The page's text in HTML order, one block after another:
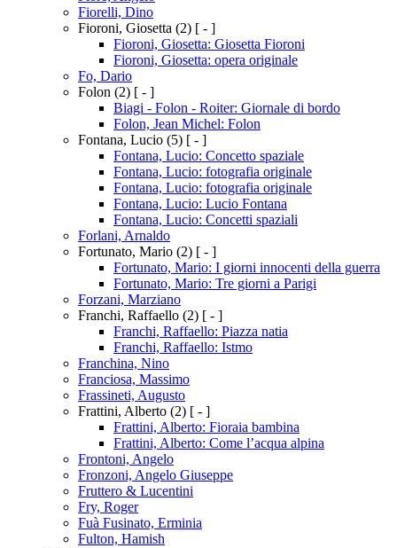
Fiorelli, Dino
Fioroni, Giosetta (2) [ - ]
Fioroni, Giosetta: Giosetta Fioroni
Fioroni, Giosetta: opera originale
Fo, Dario
Folon (2) [ - ]
Biagi - Folon - Roiter: Giornale di bordo
Folon, Jean Michel: Folon
Fontana, Lucio (5) [ - ]
Fontana, Lucio: Concetto spaziale
Fontana, Lucio: fotografia originale
Fontana, Lucio: fotografia originale
Fontana, Lucio: Lucio Fontana
Fontana, Lucio: Concetti spaziali
Forlani, Arnaldo
Fortunato, Mario (2) [ - ]
Fortunato, Mario: I giorni innocenti della guerra
Fortunato, Mario: Tre giorni a Parigi
Forzani, Marziano
Franchi, Raffaello (2) [ - ]
Franchi, Raffaello: Piazza natia
Franchi, Raffaello: Istmo
Franchina, Nino
Franciosa, Massimo
Frassineti, Augusto
Frattini, Alberto (2) [ - ]
Frattini, Alberto: Fioraia bambina
Frattini, Alberto: Come l’acqua alpina
Frontoni, Angelo
Fronzoni, Angelo Giuseppe
Fruttero & Lucentini
Fry, Roger
Fuà Fusinato, Erminia
Fulton, Hamish